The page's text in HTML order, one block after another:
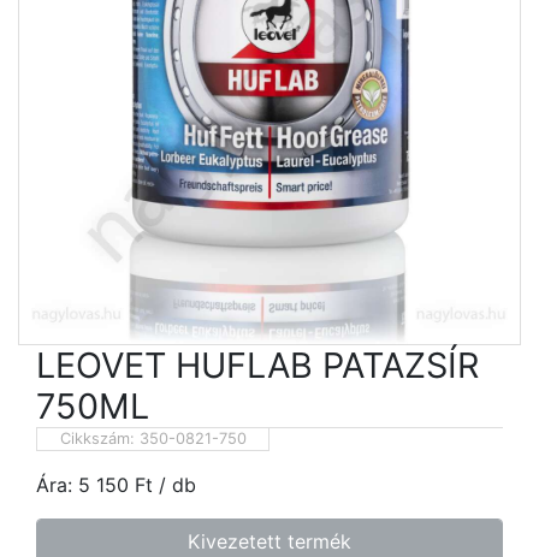
LEOVET HUFLAB PATAZSÍR
750ML
Cikkszám: 350-0821-750
Ára: 5 150 Ft / db
Kivezetett termék